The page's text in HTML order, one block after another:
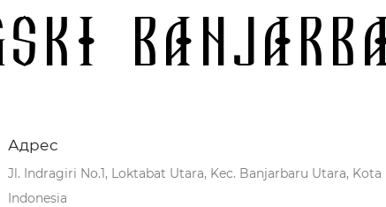
Адрес
Jl. Indragiri No.1, Loktabat Utara, Kec. Banjarbaru Utara,
Indonesia